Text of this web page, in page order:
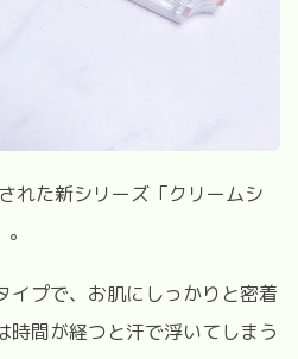
れた新シリーズ「クリームシ
イプで、お肌にしっかりと密着
時間が経つと汗で浮いてしまう